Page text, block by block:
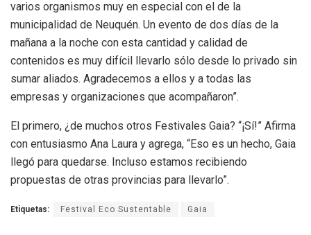
varios organismos muy en especial con el de la
municipalidad de Neuquén. Un evento de dos días de la
mañana a la noche con esta cantidad y calidad de
contenidos es muy difícil llevarlo sólo desde lo privado sin
sumar aliados. Agradecemos a ellos y a todas las
empresas y organizaciones que acompañaron”.
El primero, ¿de muchos otros Festivales Gaia? “¡Sí!” Afirma
con entusiasmo Ana Laura y agrega, “Eso es un hecho, Gaia
llegó para quedarse. Incluso estamos recibiendo
propuestas de otras provincias para llevarlo”.
Etiquetas: Festival Eco Sustentable Gaia